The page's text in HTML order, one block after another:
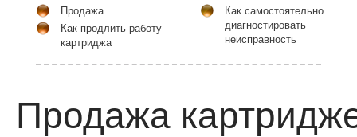
Продажа
Как продлить работу
картриджа
Как самостоятельно
диагностировать
неисправность
Продажа